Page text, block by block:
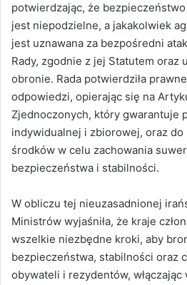
potwierdzając, że
jest niepodzielne, a jakakolwiek
jest uznawana za bezpośredni
Rady, zgodnie z jej Statutem oraz
obronie. Rada potwierdziła
odpowiedzi, opierając się na
Zjednoczonych, który gwarantuje
indywidualnej i zbiorowej, oraz
środków w celu zachowania
bezpieczeństwa i stabilności.
W obliczu tej nieuzasadnionej
Ministrów wyjaśniła, że kraje
wszelkie niezbędne kroki, aby
bezpieczeństwa, stabilności oraz
obywateli i rezydentów,